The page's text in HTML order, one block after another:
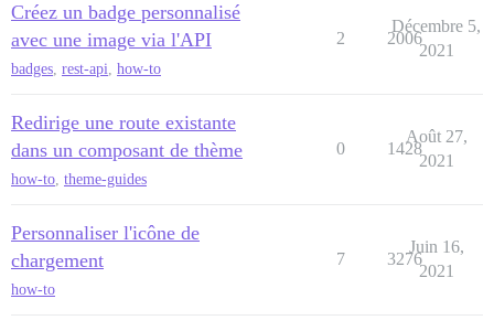
Créez un badge personnalisé
avec une image via l'API
badges, rest-api, how-to
2 2006
Décembre 5,
2021
Redirige une route existante
dans un composant de thème
how-to, theme-guides
0 1428
Août 27,
2021
Personnaliser l'icône de
chargement
how-to
7 3276
Juin 16,
2021